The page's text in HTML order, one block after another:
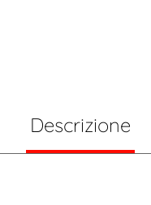
Descrizione